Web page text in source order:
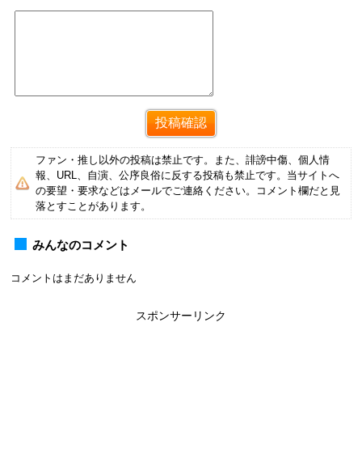
ファン・推し以外の投稿は禁止です。また、誹謗中傷、個人情
報、URL、自演、公序良俗に反する投稿も禁止です。当サイトへ
の要望・要求などはメールでご連絡ください。コメント欄だと見
落とすことがあります。
みんなのコメント
コメントはまだありません
スポンサーリンク